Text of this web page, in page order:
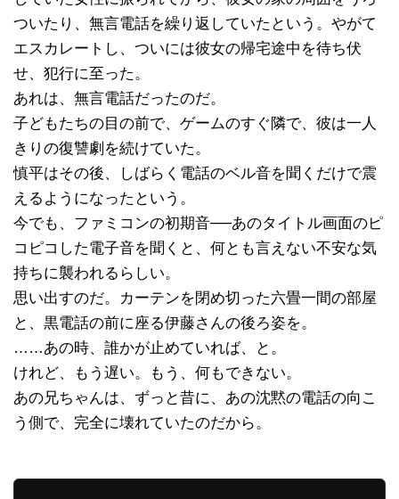
ついたり、無言電話を繰り返していたという。やがて
エスカレートし、ついには彼女の帰宅途中を待ち伏
せ、犯行に至った。
あれは、無言電話だったのだ。
子どもたちの目の前で、ゲームのすぐ隣で、彼は一人
きりの復讐劇を続けていた。
慎平はその後、しばらく電話のベル音を聞くだけで震
えるようになったという。
今でも、ファミコンの初期音──あのタイトル画面のピ
コピコした電子音を聞くと、何とも言えない不安な気
持ちに襲われるらしい。
思い出すのだ。カーテンを閉め切った六畳一間の部屋
と、黒電話の前に座る伊藤さんの後ろ姿を。
……あの時、誰かが止めていれば、と。
けれど、もう遅い。もう、何もできない。
あの兄ちゃんは、ずっと昔に、あの沈黙の電話の向こ
う側で、完全に壊れていたのだから。